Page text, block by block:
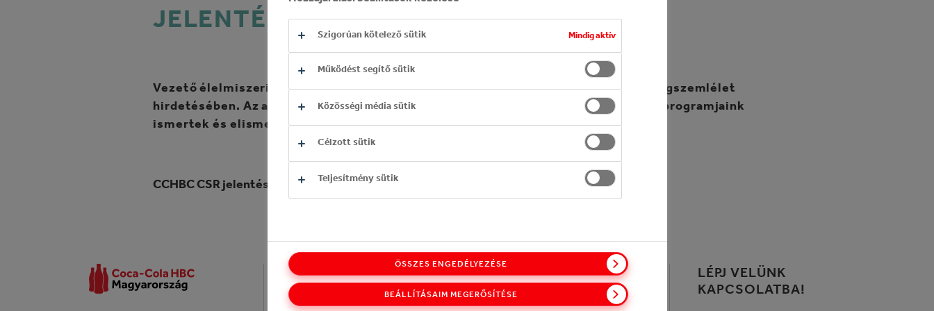
JELENTÉS 2012
Vezető élelmiszeripari vállalatként felismertük felelősségünket a tudatos egészségszemlélet
hirdetésében. Az aktív életmód népszerűsítésére indított kezdeményezéseink és programjaink
ismertek és elismertek a magyar lakosság és érintettjeink körében.
CCHBC CSR jelentés 2012
VÁLLALATUNK
Rólunk
HASZNOS
INFORMÁCIÓ
LÉPJ VELÜNK
KAPCSOLATBA!
Szigorúan kötelező sütik Mindig aktív
Működést segítő sütik
Közösségi média sütik
Célzott sütik
Teljesítmény sütik
BEÁLLÍTÁSAIM MEGERŐSÍTÉSE
ÖSSZES ENGEDÉLYEZÉSE